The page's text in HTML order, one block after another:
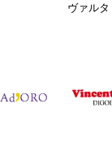
ヴァルタ